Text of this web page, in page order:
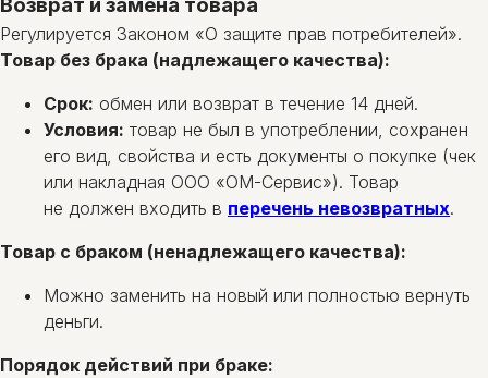
Регулируется Законом «О защите прав потребителей».
Товар без брака (надлежащего качества):
Срок: обмен или возврат в течение 14 дней.
Условия: товар не был в употреблении, сохранен
его вид, свойства и есть документы о покупке (чек
или накладная ООО «ОМ-Сервис»). Товар
не должен входить в перечень невозвратных.
Товар с браком (ненадлежащего качества):
Можно заменить на новый или полностью вернуть
деньги.
Порядок действий при браке: